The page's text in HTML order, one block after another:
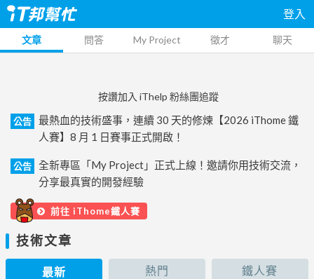
登入
文章 問答 My Project 徵才 聊天
按讚加入 iThelp 粉絲團追蹤
公告
最熱血的技術盛事，連續 30 天的修煉【2026 iThome 鐵
人賽】8 月 1 日賽事正式開啟！
公告
全新專區「My Project」正式上線！邀請你用技術交流，
分享最真實的開發經驗
前往 iThome鐵人賽
技術文章
最新 熱門 鐵人賽